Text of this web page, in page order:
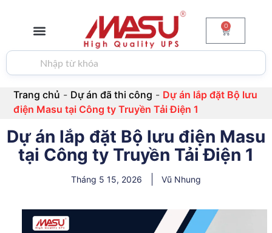
0
Trang chủ - Dự án đã thi công - Dự án lắp đặt Bộ lưu
điện Masu tại Công ty Truyền Tải Điện 1
Dự án lắp đặt Bộ lưu điện Masu
tại Công ty Truyền Tải Điện 1
Tháng 5 15, 2026 Vũ Nhung